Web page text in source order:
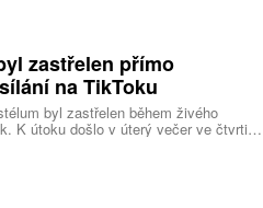
zastřelen přímo
na TikToku
byl zastřelen během živého
K útoku došlo v úterý večer ve čtvrti
severu země.